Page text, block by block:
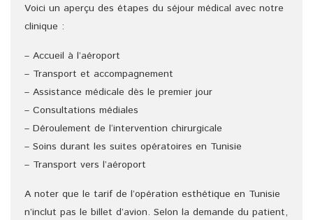
Voici un aperçu des étapes du séjour médical avec notre
clinique :
– Accueil à l’aéroport
– Transport et accompagnement
– Assistance médicale dès le premier jour
– Consultations médiales
– Déroulement de l‘intervention chirurgicale
– Soins durant les suites opératoires en Tunisie
– Transport vers l’aéroport
A noter que le tarif de l’opération esthétique en Tunisie
n’inclut pas le billet d’avion. Selon la demande du patient,